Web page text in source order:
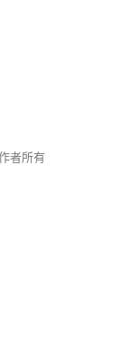
者所有